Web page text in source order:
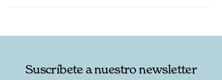
Suscríbete a nuestro newsletter